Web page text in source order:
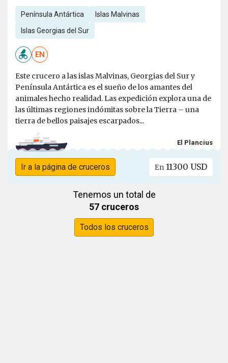
Península Antártica Islas Malvinas
Islas Georgias del Sur
EN
Este crucero a las islas Malvinas, Georgias del Sur y
Península Antártica es el sueño de los amantes del
animales hecho realidad. Las expedición explora una de
las últimas regiones indómitas sobre la Tierra – una
tierra de bellos paisajes escarpados...
El Plancius
Ir a la página de cruceros En 11300 USD
Tenemos un total de
57 cruceros
Todos los cruceros